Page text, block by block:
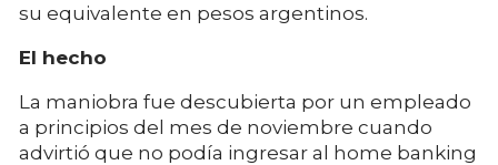
su equivalente en pesos argentinos.
El hecho
La maniobra fue descubierta por un empleado
a principios del mes de noviembre cuando
advirtió que no podía ingresar al home banking